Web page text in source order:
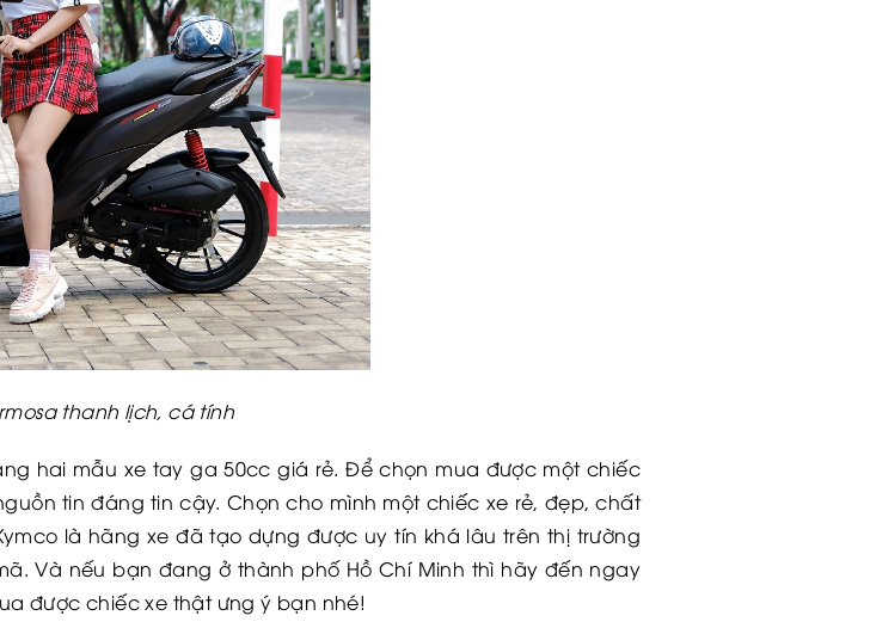
thanh lịch, cá tính
hai mẫu xe tay ga 50cc giá rẻ. Để chọn mua được một chiếc
tin đáng tin cậy. Chọn cho mình một chiếc xe rẻ, đẹp, chất
là hãng xe đã tạo dựng được uy tín khá lâu trên thị trường
Và nếu bạn đang ở thành phố Hồ Chí Minh thì hãy đến ngay
được chiếc xe thật ưng ý bạn nhé!